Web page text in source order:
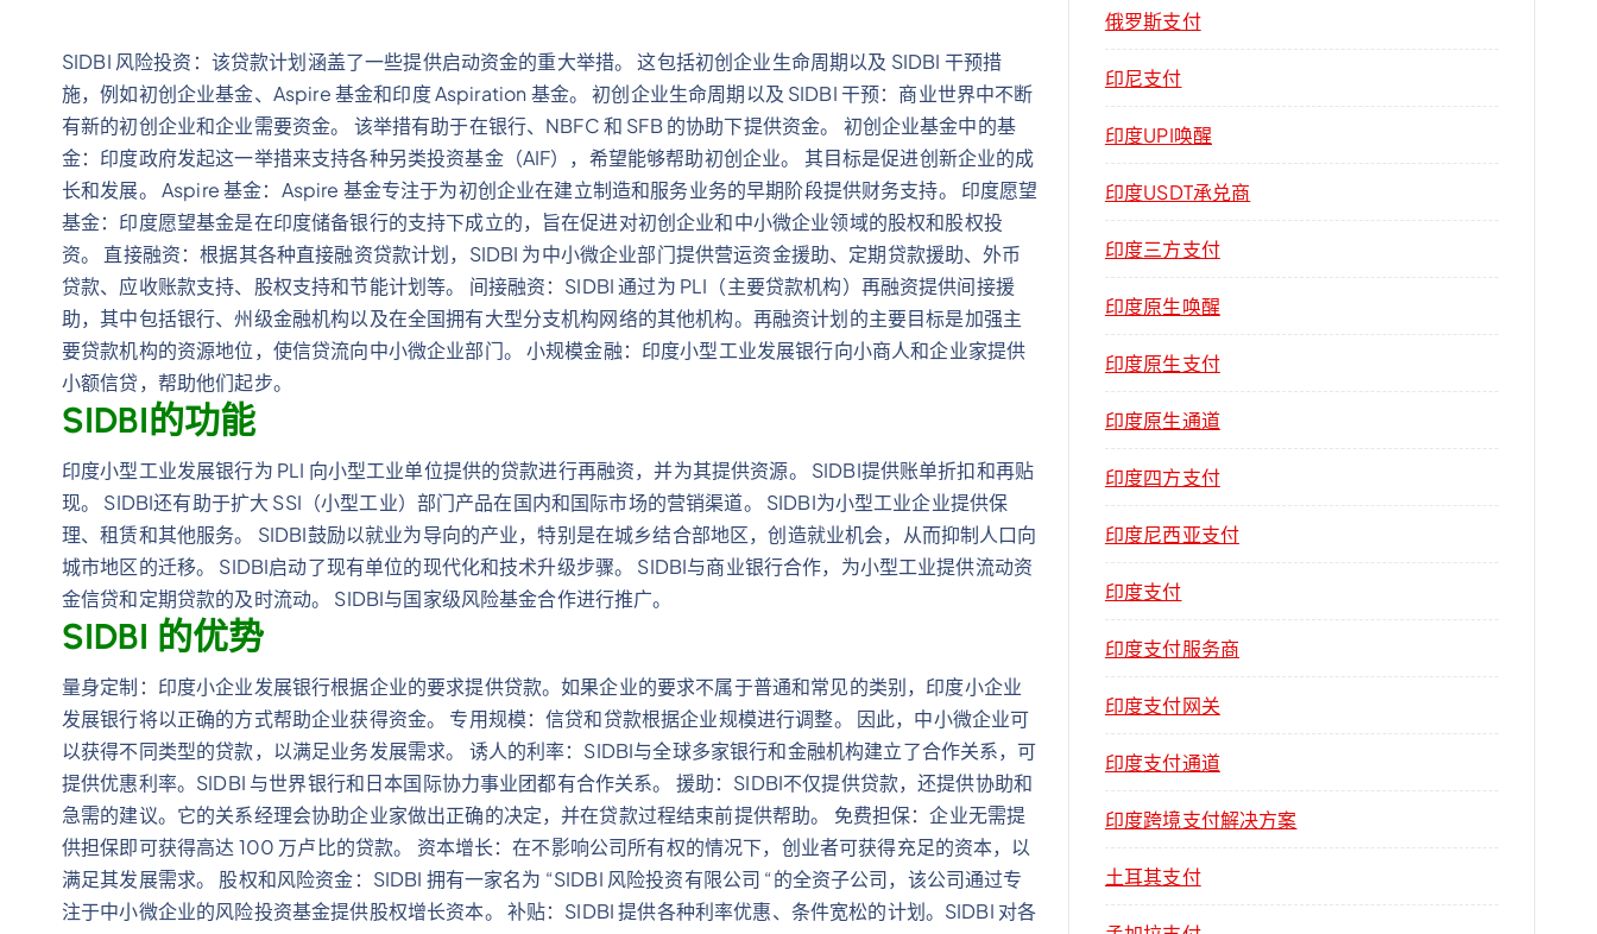
SIDBI 风险投资：该贷款计划涵盖了一些提供启动资金的重大举措。 这包括初创企业生命周期以及 SIDBI 干预措
施，例如初创企业基金、Aspire 基金和印度 Aspiration 基金。 初创企业生命周期以及 SIDBI 干预：商业世界中不断
有新的初创企业和企业需要资金。 该举措有助于在银行、NBFC 和 SFB 的协助下提供资金。 初创企业基金中的基
金：印度政府发起这一举措来支持各种另类投资基金（AIF），希望能够帮助初创企业。 其目标是促进创新企业的成
长和发展。 Aspire 基金：Aspire 基金专注于为初创企业在建立制造和服务业务的早期阶段提供财务支持。 印度愿望
基金：印度愿望基金是在印度储备银行的支持下成立的，旨在促进对初创企业和中小微企业领域的股权和股权投
资。 直接融资：根据其各种直接融资贷款计划，SIDBI 为中小微企业部门提供营运资金援助、定期贷款援助、外币
贷款、应收账款支持、股权支持和节能计划等。 间接融资：SIDBI 通过为 PLI（主要贷款机构）再融资提供间接援
助，其中包括银行、州级金融机构以及在全国拥有大型分支机构网络的其他机构。再融资计划的主要目标是加强主
要贷款机构的资源地位，使信贷流向中小微企业部门。 小规模金融：印度小型工业发展银行向小商人和企业家提供
小额信贷，帮助他们起步。
SIDBI的功能
印度小型工业发展银行为 PLI 向小型工业单位提供的贷款进行再融资，并为其提供资源。 SIDBI提供账单折扣和再贴
现。 SIDBI还有助于扩大 SSI（小型工业）部门产品在国内和国际市场的营销渠道。 SIDBI为小型工业企业提供保
理、租赁和其他服务。 SIDBI鼓励以就业为导向的产业，特别是在城乡结合部地区，创造就业机会，从而抑制人口向
城市地区的迁移。 SIDBI启动了现有单位的现代化和技术升级步骤。 SIDBI与商业银行合作，为小型工业提供流动资
金信贷和定期贷款的及时流动。 SIDBI与国家级风险基金合作进行推广。
SIDBI 的优势
量身定制：印度小企业发展银行根据企业的要求提供贷款。如果企业的要求不属于普通和常见的类别，印度小企业
发展银行将以正确的方式帮助企业获得资金。 专用规模：信贷和贷款根据企业规模进行调整。 因此，中小微企业可
以获得不同类型的贷款，以满足业务发展需求。 诱人的利率：SIDBI与全球多家银行和金融机构建立了合作关系，可
提供优惠利率。SIDBI 与世界银行和日本国际协力事业团都有合作关系。 援助：SIDBI不仅提供贷款，还提供协助和
急需的建议。它的关系经理会协助企业家做出正确的决定，并在贷款过程结束前提供帮助。 免费担保：企业无需提
供担保即可获得高达 100 万卢比的贷款。 资本增长：在不影响公司所有权的情况下，创业者可获得充足的资本，以
满足其发展需求。 股权和风险资金：SIDBI 拥有一家名为 “SIDBI 风险投资有限公司 “的全资子公司，该公司通过专
注于中小微企业的风险投资基金提供股权增长资本。 补贴：SIDBI 提供各种利率优惠、条件宽松的计划。SIDBI 对各
俄罗斯支付
印尼支付
印度UPI唤醒
印度USDT承兑商
印度三方支付
印度原生唤醒
印度原生支付
印度原生通道
印度四方支付
印度尼西亚支付
印度支付
印度支付服务商
印度支付网关
印度支付通道
印度跨境支付解决方案
土耳其支付